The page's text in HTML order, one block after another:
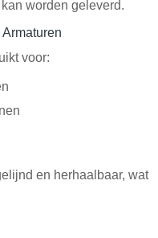
worden geleverd.
voor:
en herhaalbaar, wat